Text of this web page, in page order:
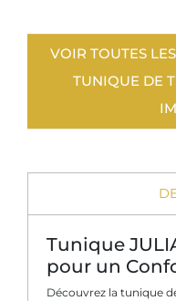
VOIR TOUTES
TUNIQUE DE
Tunique
pour un
Découvrez la tunique